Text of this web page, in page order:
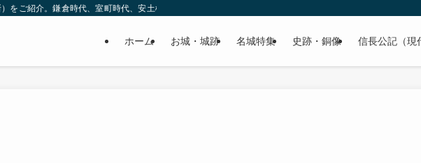
をご紹介。鎌倉時代、室町時代、安土桃山時代（戦国時代）、江戸時代と幅広くご紹介致します。
ホーム お城・城跡 名城特集 史跡・銅像 信長公記（現